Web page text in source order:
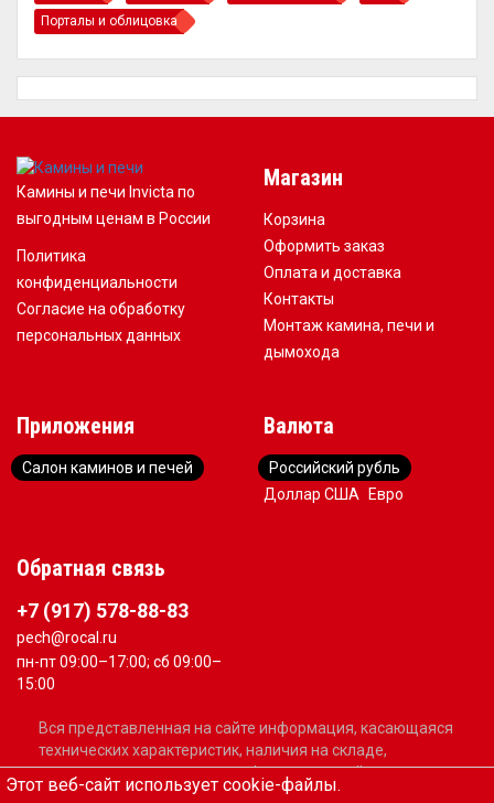
Порталы и облицовка
Камины и печи Invicta по
выгодным ценам в России
Политика
конфиденциальности
Согласие на обработку
персональных данных
Магазин
Корзина
Оформить заказ
Оплата и доставка
Контакты
Монтаж камина, печи и
дымохода
Приложения
Салон каминов и печей
Валюта
Российский рубль
Доллар США
Евро
Обратная связь
+7 (917) 578-88-83
pech@rocal.ru
пн-пт 09:00–17:00; сб 09:00–
15:00
Вся представленная на сайте информация, касающаяся
технических характеристик, наличия на складе,
стоимости товаров, носит информационный характер и
не является публичной офертой, определяемой
Этот веб-сайт использует cookie-файлы.